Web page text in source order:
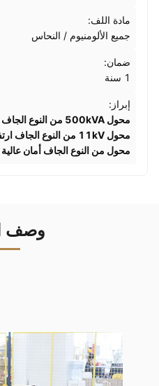
مادة اللف:
جميع الألومنيوم / النحاس
ضمان:
1 سنة
إبراز:
محول 500kVA من النوع الجاف لأفريقيا
محول 11kV من النوع الجاف ارتفاع درجة حرارة منخفضة
محول من النوع الجاف أمان
وصف